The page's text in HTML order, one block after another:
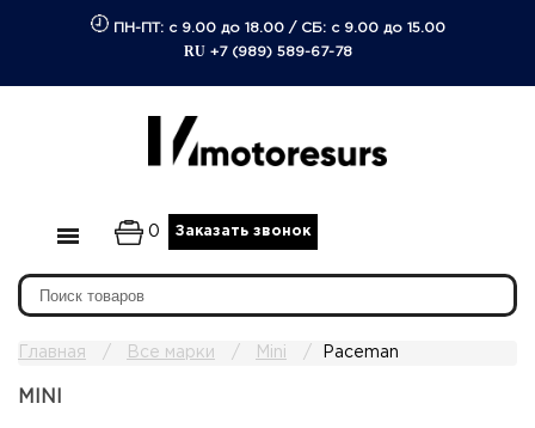
ПН-ПТ: с 9.00 до 18.00/ СБ: с 9.00 до 15.00
RU +7 (989) 589-67-78
0 Заказать звонок
Главная Все марки Mini Paceman
MINI